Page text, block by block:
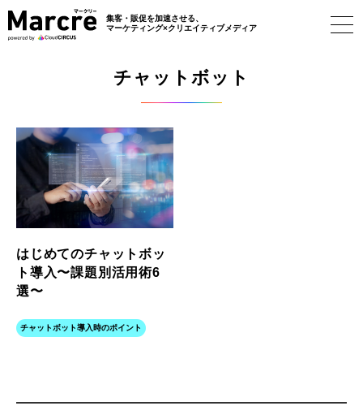
集客・販促を加速させる、
マーケティング×クリエイティブメディア
チャットボット
はじめてのチャットボッ
ト導入〜課題別活用術6
選〜
チャットボット導入時のポイント